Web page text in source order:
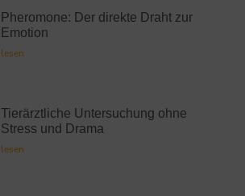
Pheromone: Der direkte Draht zur
Emotion
lesen
Tierärztliche Untersuchung ohne
Stress und Drama
lesen